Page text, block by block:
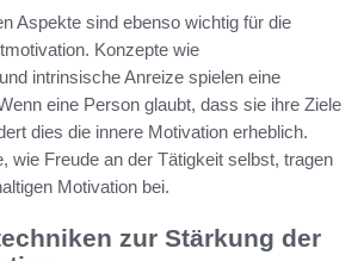
Aspekte sind ebenso wichtig für die
Konzepte wie
intrinsische Anreize spielen eine
eine Person glaubt, dass sie ihre Ziele
dies die innere Motivation erheblich.
wie Freude an der Tätigkeit selbst, tragen
Motivation bei.
zur Stärkung der